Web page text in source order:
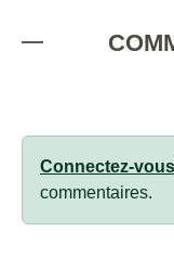
Connectez-vous
commentaires.